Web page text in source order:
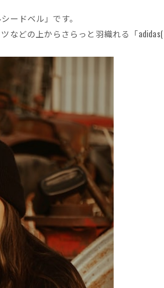
ードベル」です。
などの上からさらっと羽織れる「